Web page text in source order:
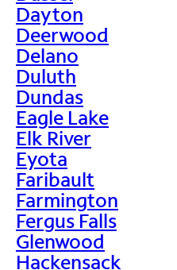
Dayton
Deerwood
Delano
Duluth
Dundas
Eagle Lake
Elk River
Eyota
Faribault
Farmington
Fergus Falls
Glenwood
Hackensack